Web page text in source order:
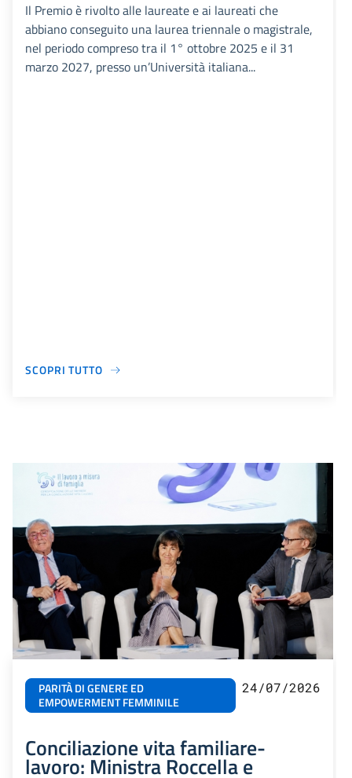
Il Premio è rivolto alle laureate e ai laureati che
abbiano conseguito una laurea triennale o magistrale,
nel periodo compreso tra il 1° ottobre 2025 e il 31
marzo 2027, presso un’Università italiana...
SCOPRI TUTTO
PARITÀ DI GENERE ED
EMPOWERMENT FEMMINILE
24/07/2026
Conciliazione vita familiare-
lavoro: Ministra Roccella e